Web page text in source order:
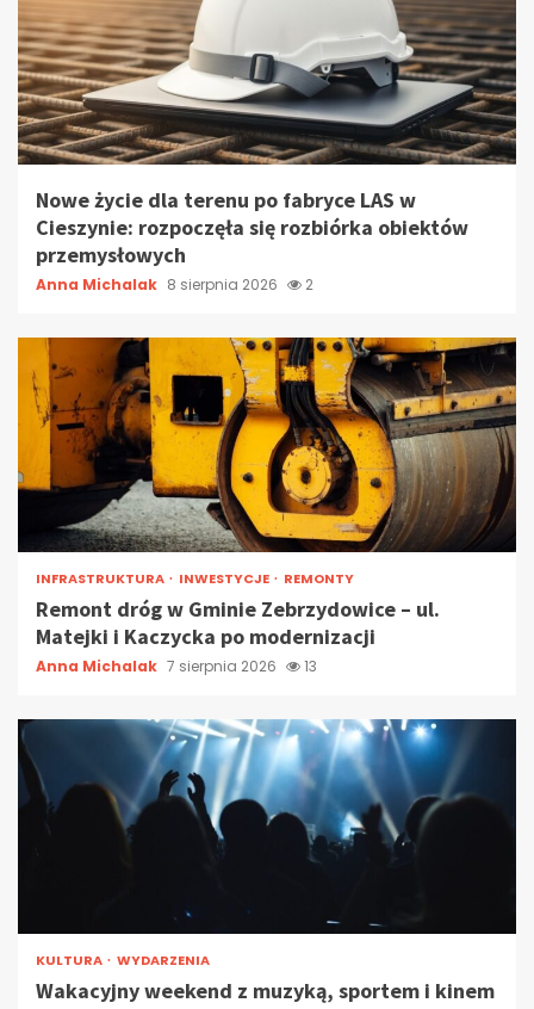
Nowe życie dla terenu po fabryce LAS w
Cieszynie: rozpoczęła się rozbiórka obiektów
przemysłowych
Anna Michalak 8 sierpnia 2026 2
INFRASTRUKTURA INWESTYCJE REMONTY
Remont dróg w Gminie Zebrzydowice – ul.
Matejki i Kaczycka po modernizacji
Anna Michalak 7 sierpnia 2026 13
KULTURA WYDARZENIA
Wakacyjny weekend z muzyką, sportem i kinem